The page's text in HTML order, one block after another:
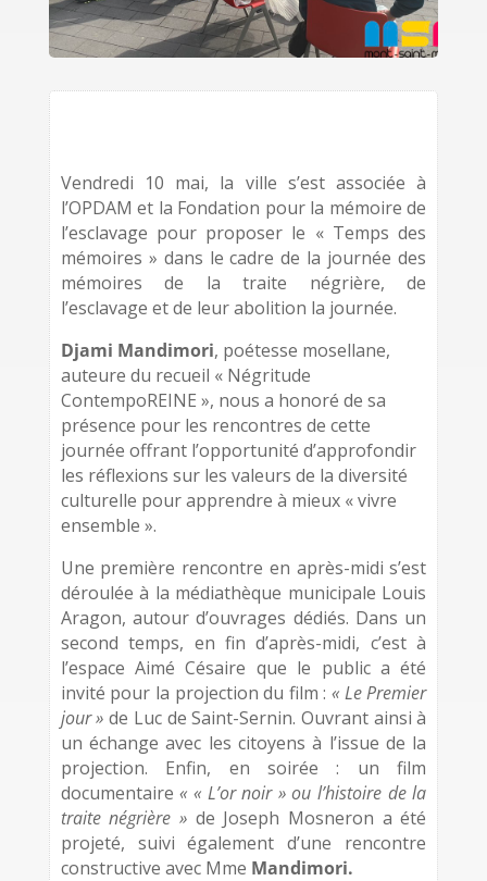
Vendredi 10 mai, la ville s’est associée à
l’OPDAM et la Fondation pour la mémoire de
l’esclavage pour proposer le « Temps des
mémoires » dans le cadre de la journée des
mémoires de la traite négrière, de
l’esclavage et de leur abolition la journée.
Djami Mandimori, poétesse mosellane,
auteure du recueil « Négritude
ContempoREINE », nous a honoré de sa
présence pour les rencontres de cette
journée offrant l’opportunité d’approfondir
les réflexions sur les valeurs de la diversité
culturelle pour apprendre à mieux « vivre
ensemble ».
Une première rencontre en après-midi s’est
déroulée à la médiathèque municipale Louis
Aragon, autour d’ouvrages dédiés. Dans un
second temps, en fin d’après-midi, c’est à
l’espace Aimé Césaire que le public a été
invité pour la projection du film : « Le Premier
jour » de Luc de Saint-Sernin. Ouvrant ainsi à
un échange avec les citoyens à l’issue de la
projection. Enfin, en soirée : un film
documentaire« « L’or noir » ou l’histoire de la
traite négrière » de Joseph Mosneron a été
projeté, suivi également d’une rencontre
constructive avec Mme Mandimori.